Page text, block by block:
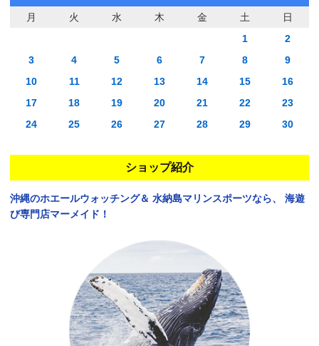
月 火 水 木 金 土
日
1
2
3
4 5 6 7 8
9
10
11 12 13 14 15
16
17
18 19 20 21 22
23
24
25 26 27 28 29 30
ショップ紹介
沖縄のホエールウォッチング＆ 水納島マリンスポーツなら、
海遊
び専門店マーメイド！